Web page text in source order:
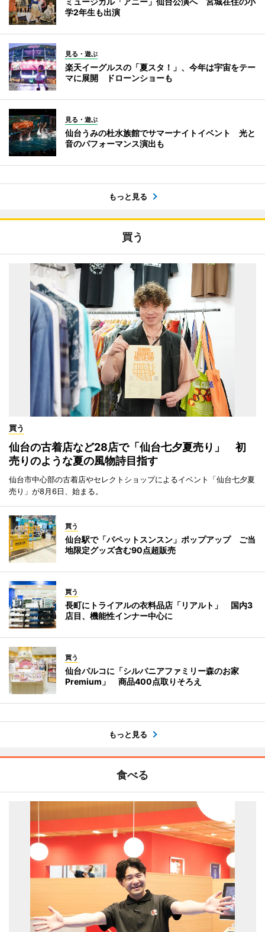
学2年生も出演
見る・遊ぶ
楽天イーグルスの「夏スタ！」、今年は宇宙をテー
マに展開 ドローンショーも
見る・遊ぶ
仙台うみの杜水族館でサマーナイトイベント 光と
音のパフォーマンス演出も
もっと見る
買う
買う
仙台の古着店など28店で「仙台七夕夏売り」 初
売りのような夏の風物詩目指す
仙台市中心部の古着店やセレクトショップによるイベント「仙台七夕夏
売り」が8月6日、始まる。
買う
仙台駅で「パペットスンスン」ポップアップ ご当
地限定グッズ含む90点超販売
買う
長町にトライアルの衣料品店「リアルト」 国内3
店目、機能性インナー中心に
買う
仙台パルコに「シルバニアファミリー森のお家
Premium」 商品400点取りそろえ
もっと見る
食べる